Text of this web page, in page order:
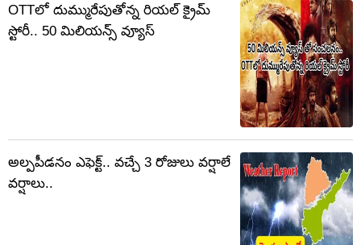
OTTలో దుమ్మురేపుతోన్న రియల్ క్రైమ్
స్టోరీ.. 50 మిలియన్స్ వ్యూస్‌
అల్పపీడనం ఎఫెక్ట్.. వచ్చే 3 రోజులు వర్షాలే
వర్షాలు..